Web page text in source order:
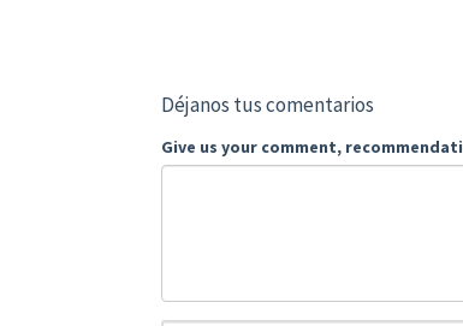
Déjanos tus comentarios
Give us your comment,